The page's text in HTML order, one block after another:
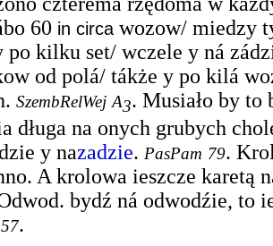
60 in circa wozow/ miedzy
po kilku set/ wczele y ná
od polá/ tákże y po kilá
SzembRelWej A3. Musiało by to
długa na onych grubych
y nazadzie. PasPam 79.
A krolowa ieszcze karetą
bydź ná odwodźie, to
.